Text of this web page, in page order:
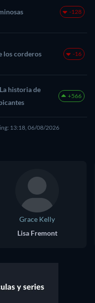
-128
los corderos -16
historia de
+566
13:18, 06/08/2026
Grace Kelly
Lisa Fremont